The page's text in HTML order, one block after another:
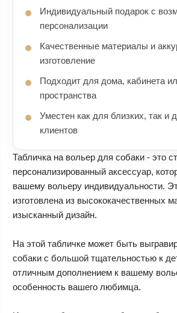
Индивидуальный подарок с
персонализации
Качественные материалы и
изготовление
Подходит для дома, кабинета
пространства
Уместен как для близких, так и
клиентов
Табличка на вольер для собаки - это
персонализированный аксессуар,
вашему вольеру индивидуальности.
изготовлена из высококачественных
изысканный дизайн.
На этой табличке может быть
собаки с большой тщательностью к
отличным дополнением к вашему
особенность вашего любимца.